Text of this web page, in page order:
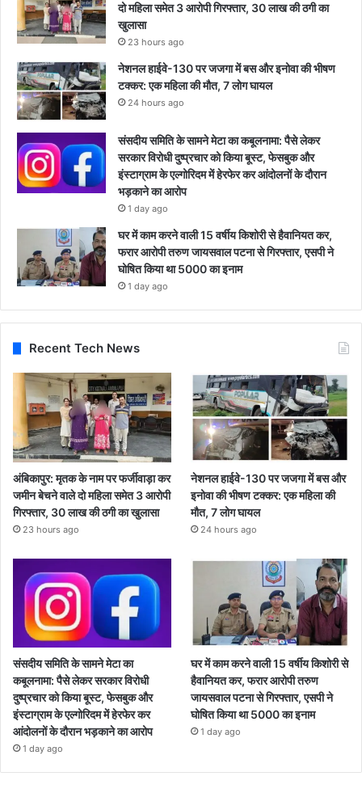
दो महिला समेत 3 आरोपी गिरफ्तार, 30 लाख की ठगी का
खुलासा
23 hours ago
नेशनल हाईवे-130 पर जजगा में बस और इनोवा की भीषण
टक्कर: एक महिला की मौत, 7 लोग घायल
24 hours ago
संसदीय समिति के सामने मेटा का कबूलनामा: पैसे लेकर
सरकार विरोधी दुष्प्रचार को किया बूस्ट, फेसबुक और
इंस्टाग्राम के एल्गोरिदम में हेरफेर कर आंदोलनों के दौरान
भड़काने का आरोप
1 day ago
घर में काम करने वाली 15 वर्षीय किशोरी से हैवानियत कर,
फरार आरोपी तरुण जायसवाल पटना से गिरफ्तार, एसपी ने
घोषित किया था 5000 का इनाम
1 day ago
Recent Tech News
अंबिकापुर: मृतक के नाम पर फर्जीवाड़ा कर
जमीन बेचने वाले दो महिला समेत 3 आरोपी
गिरफ्तार, 30 लाख की ठगी का खुलासा
23 hours ago
नेशनल हाईवे-130 पर जजगा में बस और
इनोवा की भीषण टक्कर: एक महिला की
मौत, 7 लोग घायल
24 hours ago
संसदीय समिति के सामने मेटा का
कबूलनामा: पैसे लेकर सरकार विरोधी
दुष्प्रचार को किया बूस्ट, फेसबुक और
इंस्टाग्राम के एल्गोरिदम में हेरफेर कर
आंदोलनों के दौरान भड़काने का आरोप
1 day ago
घर में काम करने वाली 15 वर्षीय किशोरी से
हैवानियत कर, फरार आरोपी तरुण
जायसवाल पटना से गिरफ्तार, एसपी ने
घोषित किया था 5000 का इनाम
1 day ago